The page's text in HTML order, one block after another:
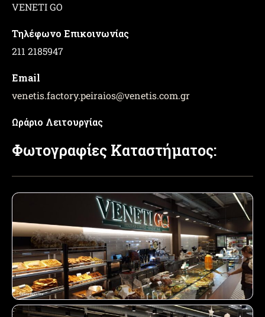
VENETI GO
Τηλέφωνο Επικοινωνίας
211 2185947
Email
venetis.factory.peiraios@venetis.com.gr
Ωράριο Λειτουργίας
Φωτογραφίες Καταστήματος: